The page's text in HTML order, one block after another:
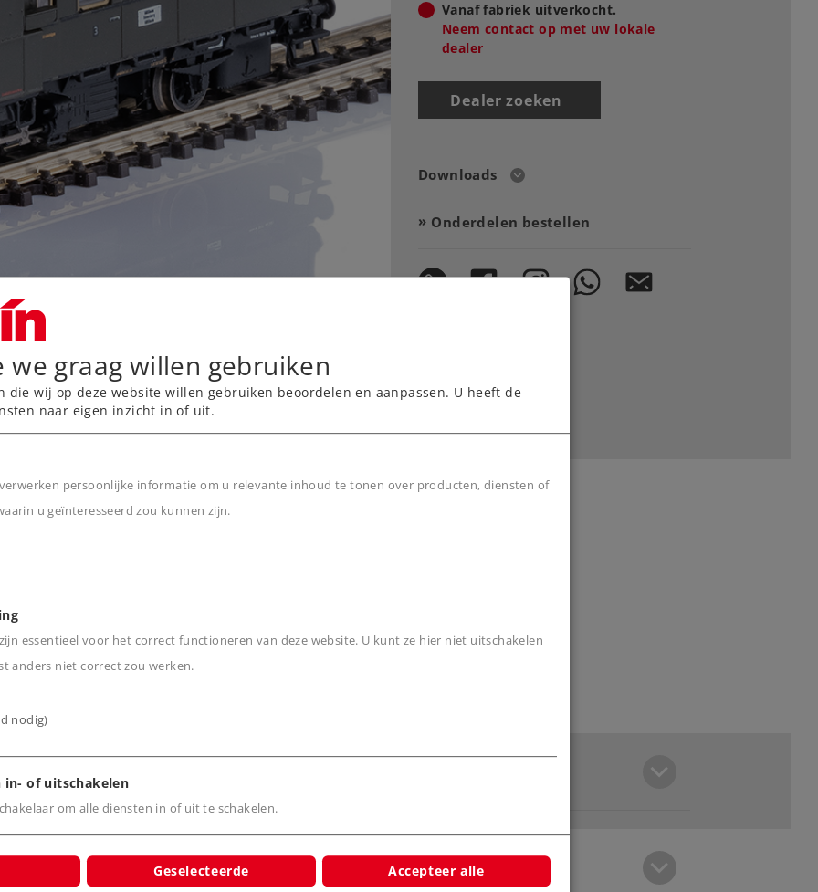
Vanaf fabriek uitverkocht.
Neem contact op met uw lokale
dealer
Dealer zoeken
Downloads
Onderdelen bestellen
(LED).
systeemkoppeling.
aan de voorkant.
we graag willen gebruiken
die wij op deze website willen gebruiken beoordelen en aanpassen. U heeft de
naar eigen inzicht in of uit.
persoonlijke informatie om u relevante inhoud te tonen over producten, diensten of
u geïnteresseerd zou kunnen zijn.
essentieel voor het correct functioneren van deze website. U kunt ze hier niet uitschakelen
anders niet correct zou werken.
nodig)
in- of uitschakelen
om alle diensten in of uit te schakelen.
Geselecteerde Accepteer alle